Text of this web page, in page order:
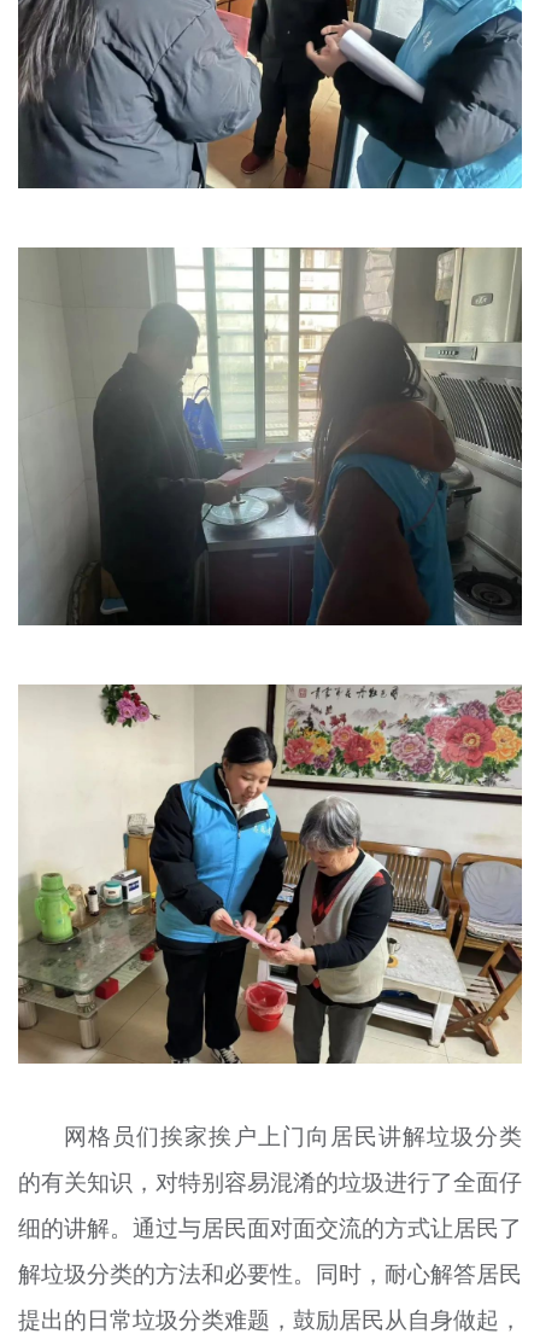
网格员们挨家挨户上门向居民讲解垃圾分类
的有关知识，对特别容易混淆的垃圾进行了全面仔
细的讲解。通过与居民面对面交流的方式让居民了
解垃圾分类的方法和必要性。同时，耐心解答居民
提出的日常垃圾分类难题，鼓励居民从自身做起，